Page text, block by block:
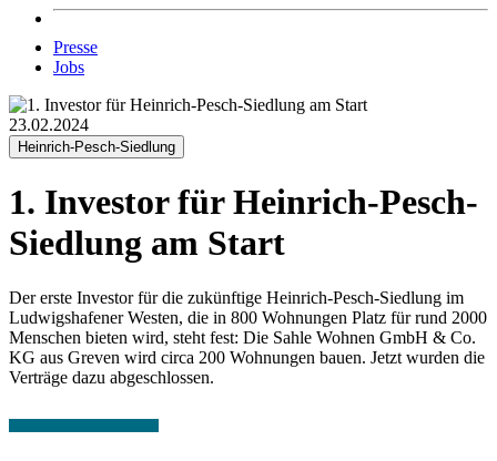
Presse
Jobs
23.02.2024
Heinrich-Pesch-Siedlung
1. Investor für Heinrich-Pesch-
Siedlung am Start
Der erste Investor für die zukünftige Heinrich-Pesch-Siedlung im
Ludwigshafener Westen, die in 800 Wohnungen Platz für rund 2000
Menschen bieten wird, steht fest: Die Sahle Wohnen GmbH & Co.
KG aus Greven wird circa 200 Wohnungen bauen. Jetzt wurden die
Verträge dazu abgeschlossen.